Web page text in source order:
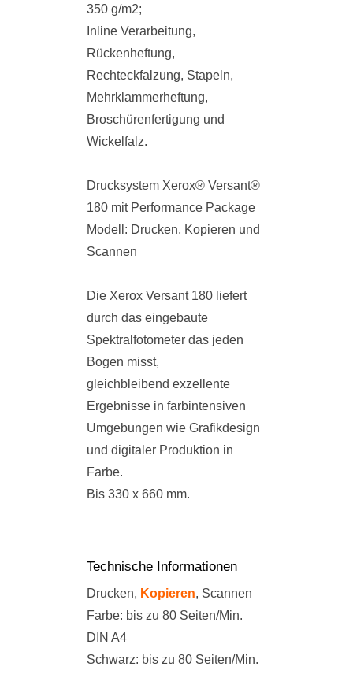
350 g/m2;
Inline Verarbeitung,
Rückenheftung,
Rechteckfalzung, Stapeln,
Mehrklammerheftung,
Broschürenfertigung und
Wickelfalz.
Drucksystem Xerox® Versant®
180 mit Performance Package
Modell: Drucken, Kopieren und
Scannen
Die Xerox Versant 180 liefert
durch das eingebaute
Spektralfotometer das jeden
Bogen misst,
gleichbleibend exzellente
Ergebnisse in farbintensiven
Umgebungen wie Grafikdesign
und digitaler Produktion in
Farbe.
Bis 330 x 660 mm.
Technische Informationen
Drucken, Kopieren, Scannen
Farbe: bis zu 80 Seiten/Min.
DIN A4
Schwarz: bis zu 80 Seiten/Min.